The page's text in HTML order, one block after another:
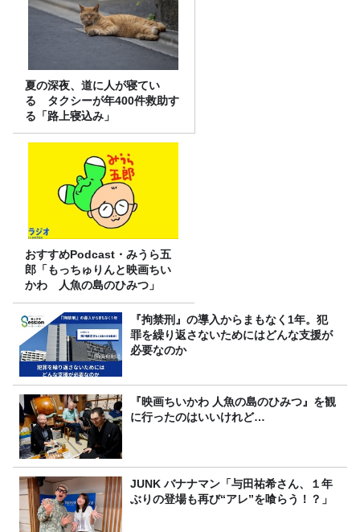
夏の深夜、道に人が寝てい
る タクシーが年400件救助す
る「路上寝込み」
おすすめPodcast・みうら五
郎「もっちゅりんと映画ちい
かわ 人魚の島のひみつ」
『拘禁刑』の導入からまもなく1年。犯
罪を繰り返さないためにはどんな支援が
必要なのか
『映画ちいかわ 人魚の島のひみつ』を観
に行ったのはいいけれど…
JUNK バナナマン「与田祐希さん、１年
ぶりの登場も再び“アレ”を喰らう！？」